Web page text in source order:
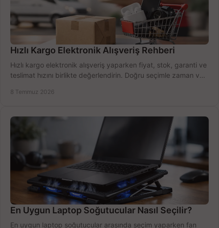
Hızlı Kargo Elektronik Alışveriş Rehberi
Hızlı kargo elektronik alışveriş yaparken fiyat, stok, garanti ve
teslimat hızını birlikte değerlendirin. Doğru seçimle zaman ve
8 Temmuz 2026
En Uygun Laptop Soğutucular Nasıl Seçilir?
En uygun laptop soğutucular arasında seçim yaparken fan